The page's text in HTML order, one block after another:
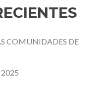
COMUNIDADES DE